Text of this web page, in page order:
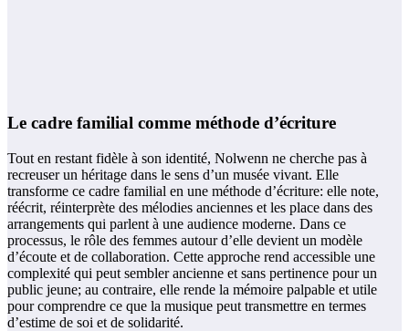
Le cadre familial comme méthode d’écriture
Tout en restant fidèle à son identité, Nolwenn ne cherche pas à
recreuser un héritage dans le sens d’un musée vivant. Elle
transforme ce cadre familial en une méthode d’écriture: elle note,
réécrit, réinterprète des mélodies anciennes et les place dans des
arrangements qui parlent à une audience moderne. Dans ce
processus, le rôle des femmes autour d’elle devient un modèle
d’écoute et de collaboration. Cette approche rend accessible une
complexité qui peut sembler ancienne et sans pertinence pour un
public jeune; au contraire, elle rende la mémoire palpable et utile
pour comprendre ce que la musique peut transmettre en termes
d’estime de soi et de solidarité.